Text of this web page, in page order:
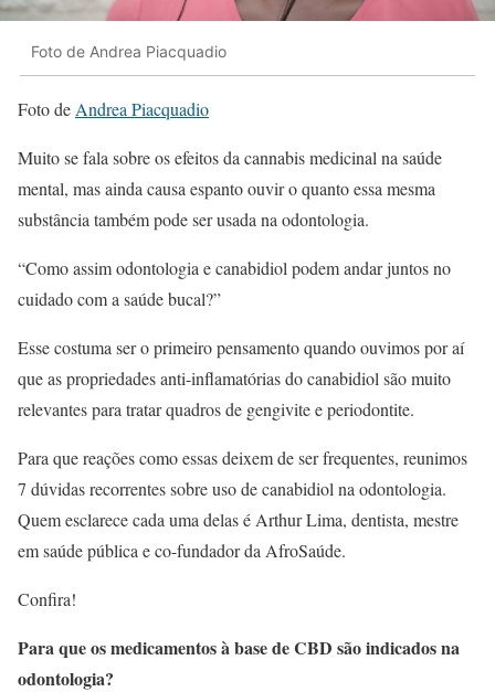
Foto de Andrea Piacquadio
Foto de Andrea Piacquadio
Muito se fala sobre os efeitos da cannabis medicinal na saúde
mental, mas ainda causa espanto ouvir o quanto essa mesma
substância também pode ser usada na odontologia.
“Como assim odontologia e canabidiol podem andar juntos no
cuidado com a saúde bucal?”
Esse costuma ser o primeiro pensamento quando ouvimos por aí
que as propriedades anti-inflamatórias do canabidiol são muito
relevantes para tratar quadros de gengivite e periodontite.
Para que reações como essas deixem de ser frequentes, reunimos
7 dúvidas recorrentes sobre uso de canabidiol na odontologia.
Quem esclarece cada uma delas é Arthur Lima, dentista, mestre
em saúde pública e co-fundador da AfroSaúde.
Confira!
Para que os medicamentos à base de CBD são indicados na
odontologia?